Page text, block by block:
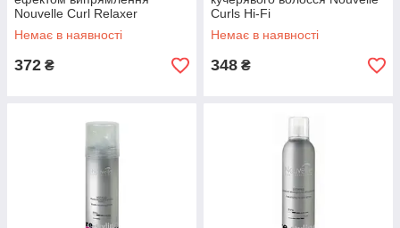
Nouvelle Curl Relaxer
Немає в наявності
372 ₴
Curls Hi-Fi
Немає в наявності
348 ₴